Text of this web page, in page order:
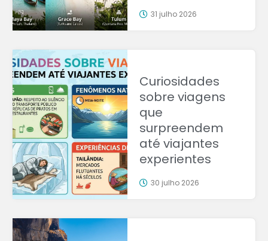
31 julho 2026
Curiosidades
sobre viagens
que
surpreendem
até viajantes
experientes
30 julho 2026